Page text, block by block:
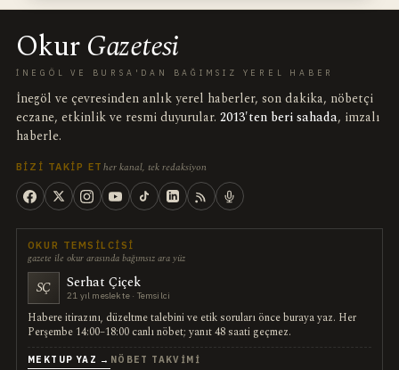
OkurGazetesi
İNEGÖL VE BURSA'DAN BAĞIMSIZ YEREL HABER
İnegöl ve çevresinden anlık yerel haberler, son dakika, nöbetçi
eczane, etkinlik ve resmi duyurular. 2013'ten beri sahada, imzalı
haberle.
BIZI TAKIP ET her kanal, tek redaksiyon
OKUR TEMSILCISI
gazete ile okur arasında bağımsız ara yüz
SÇ Serhat Çiçek
21 yıl meslekte · Temsilci
Habere itirazını, düzeltme talebini ve etik soruları önce buraya yaz. Her
Perşembe 14:00–18:00 canlı nöbet; yanıt 48 saati geçmez.
MEKTUP YAZ → NÖBET TAKVIMI